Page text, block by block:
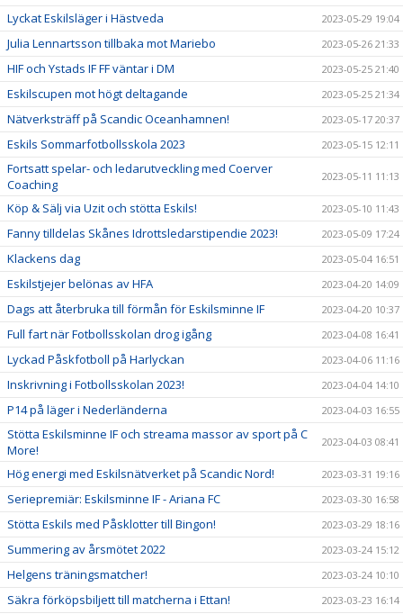
Lyckat Eskilsläger i Hästveda
2023-05-29 19:04
Julia Lennartsson tillbaka mot Mariebo 2023-05-26 21:33
HIF och Ystads IF FF väntar i DM 2023-05-25 21:40
Eskilscupen mot högt deltagande 2023-05-25 21:34
Nätverksträff på Scandic Oceanhamnen! 2023-05-17 20:37
Eskils Sommarfotbollsskola 2023 2023-05-15 12:11
Fortsatt spelar- och ledarutveckling med Coerver
Coaching
2023-05-11 11:13
Köp & Sälj via Uzit och stötta Eskils! 2023-05-10 11:43
Fanny tilldelas Skånes Idrottsledarstipendie 2023! 2023-05-09 17:24
Klackens dag 2023-05-04 16:51
Eskilstjejer belönas av HFA 2023-04-20 14:09
Dags att återbruka till förmån för Eskilsminne IF 2023-04-20 10:37
Full fart när Fotbollsskolan drog igång 2023-04-08 16:41
Lyckad Påskfotboll på Harlyckan 2023-04-06 11:16
Inskrivning i Fotbollsskolan 2023! 2023-04-04 14:10
P14 på läger i Nederländerna 2023-04-03 16:55
Stötta Eskilsminne IF och streama massor av sport på C
More!
2023-04-03 08:41
Hög energi med Eskilsnätverket på Scandic Nord! 2023-03-31 19:16
Seriepremiär: Eskilsminne IF - Ariana FC 2023-03-30 16:58
Stötta Eskils med Påsklotter till Bingon! 2023-03-29 18:16
Summering av årsmötet 2022 2023-03-24 15:12
Helgens träningsmatcher! 2023-03-24 10:10
Säkra förköpsbiljett till matcherna i Ettan! 2023-03-23 16:14